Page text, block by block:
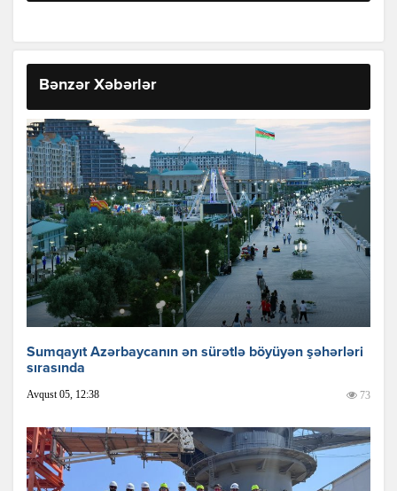
Bənzər Xəbərlər
Sumqayıt Azərbaycanın ən sürətlə böyüyən şəhərləri
sırasında
Avqust 05, 12:38 73